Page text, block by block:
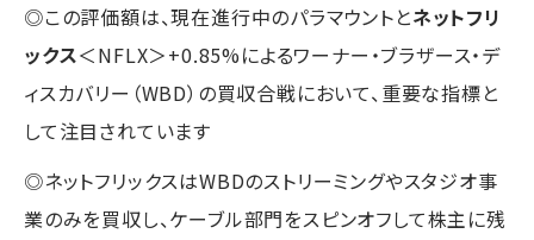
◎この評価額は、現在進行中のパラマウントとネットフリ
ックス＜NFLX＞+0.85%によるワーナー・ブラザース・デ
ィスカバリー（WBD）の買収合戦において、重要な指標と
して注目されています
◎ネットフリックスはWBDのストリーミングやスタジオ事
業のみを買収し、ケーブル部門をスピンオフして株主に残